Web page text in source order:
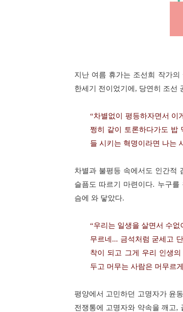
지난 여름 휴가는 조선희 작가의
한세기 전이었기에 , 당연히 조선
“차별없이 평등하자면서 이
쩡히 같이 토론하다가도 밥
들 시키는 혁명이라면 나는
차별과 불평등 속에서도 인간적
슬픔도 따르기 마련이다. 누구를
슴에 와 닿았다.
“우리는 일생을 살면서 수없
무르네 ... 금석처럼 굳세고
착이 되고 그게 우리 인생
두고 머무는 사람은 머무르
평양에서 고민하던 고명자가 윤
전쟁통에 고명자와 약속을 깨고,